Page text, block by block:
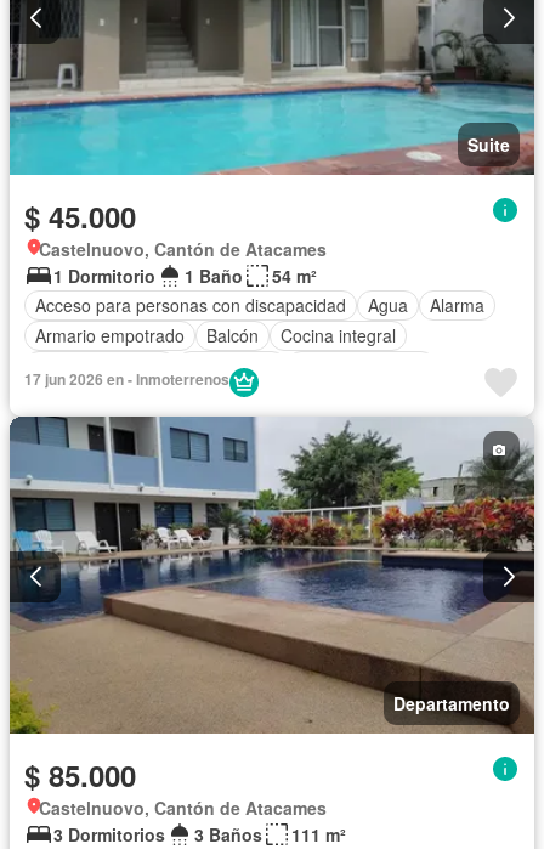
Suite
$ 45.000
Castelnuovo, Cantón de Atacames
1 Dormitorio
1 Baño
54 m²
Acceso para personas con discapacidad
Agua
Alarma
Armario empotrado
Balcón
Cocina integral
Electricidad
Garita de guardianía
Patio
Completamente amoblado
17 jun 2026 en - Inmoterrenos
Departamento
$ 85.000
Castelnuovo, Cantón de Atacames
3 Dormitorios
3 Baños
111 m²